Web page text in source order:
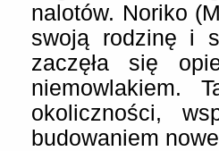
nalotów. Noriko
swoją rodzinę i
zaczęła się
niemowlakiem.
okoliczności,
budowaniem